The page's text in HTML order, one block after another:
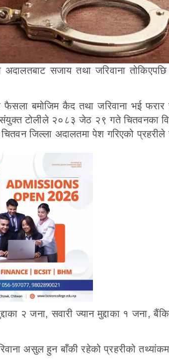
अदालतबाट सजाय तथा जरिवाना
बमोजिम कैद तथा जरिवाना भई फरार
संयुक्त टोलीले २०८३ जेठ २९ गते चितवनका
जिल्ला अदालतमा पेश गरिएको
२ जना, सवारी ज्यान मुद्दाका १ जना,
असुल हुन बाँकी रहेको प्रहरीको